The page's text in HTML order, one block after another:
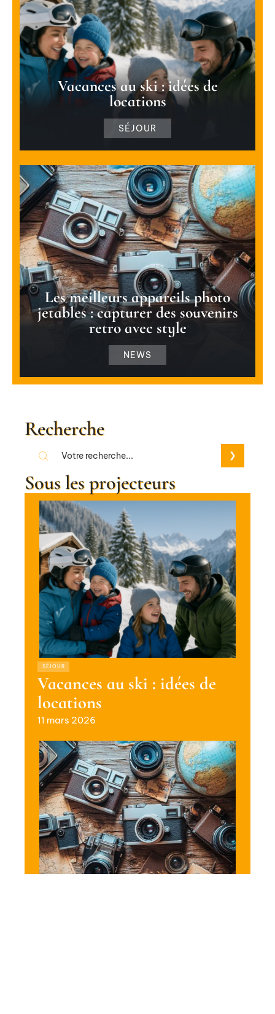
Vacances au ski : idées de
locations
SÉJOUR
Les meilleurs appareils photo
jetables : capturer des souvenirs
retro avec style
NEWS
Recherche
Sous les projecteurs
SÉJOUR
Vacances au ski : idées de
locations
11 mars 2026